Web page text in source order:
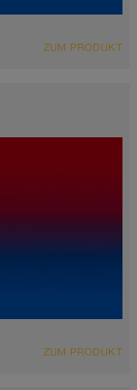
ZUM PRODUKT
ZUM PRODUKT